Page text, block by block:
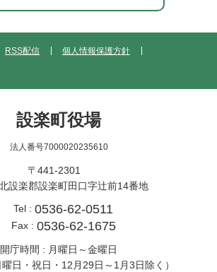
RSS配信
個人情報保護方針
設楽町役場
法人番号7000020235610
〒441-2301
設楽郡設楽町田口字辻前14番地
Tel : 0536-62-0511
Fax : 0536-62-1675
開庁時間 : 月曜日～金曜日
曜日・祝日・12月29日～1月3日除く）